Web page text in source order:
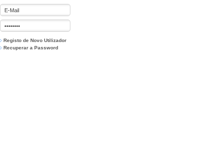
Registo de Novo Utilizador
Recuperar a Password